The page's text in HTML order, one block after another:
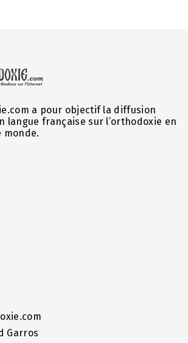
a pour objectif la diffusion
langue française sur l’orthodoxie en
monde.
Garros